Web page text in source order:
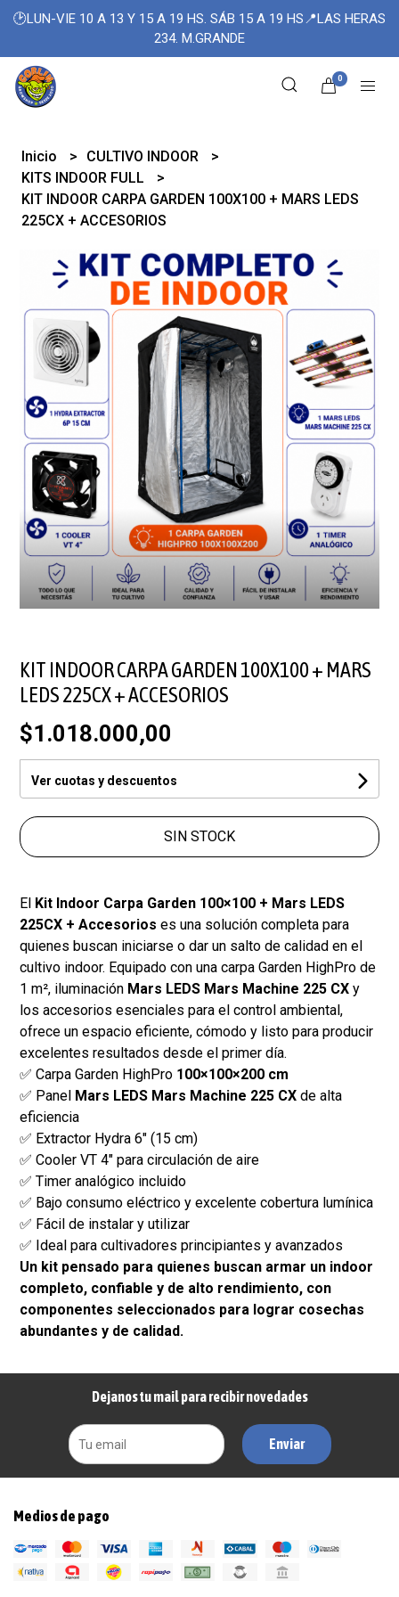
🕑LUN-VIE 10 A 13 Y 15 A 19 HS. SÁB 15 A 19 HS📍LAS HERAS
234. M.GRANDE
0
Inicio
CULTIVO INDOOR
KITS INDOOR FULL
KIT INDOOR CARPA GARDEN 100X100 + MARS LEDS
225CX + ACCESORIOS
KIT INDOOR CARPA GARDEN 100X100 + MARS
LEDS 225CX + ACCESORIOS
$1.018.000,00
Ver cuotas y descuentos
SIN STOCK
El Kit Indoor Carpa Garden 100×100 + Mars LEDS
225CX + Accesorios es una solución completa para
quienes buscan iniciarse o dar un salto de calidad en el
cultivo indoor. Equipado con una carpa Garden HighPro de
1 m², iluminación Mars LEDS Mars Machine 225 CX y
los accesorios esenciales para el control ambiental,
ofrece un espacio eficiente, cómodo y listo para producir
excelentes resultados desde el primer día.
✅ Carpa Garden HighPro 100×100×200 cm
✅ Panel Mars LEDS Mars Machine 225 CX de alta
eficiencia
✅ Extractor Hydra 6" (15 cm)
✅ Cooler VT 4" para circulación de aire
✅ Timer analógico incluido
✅ Bajo consumo eléctrico y excelente cobertura lumínica
✅ Fácil de instalar y utilizar
✅ Ideal para cultivadores principiantes y avanzados
Un kit pensado para quienes buscan armar un indoor
completo, confiable y de alto rendimiento, con
componentes seleccionados para lograr cosechas
abundantes y de calidad.
Dejanos tu mail para recibir novedades
Enviar
Medios de pago